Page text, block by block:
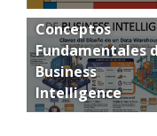
Conceptos
Fundamentales
Business
Intelligence